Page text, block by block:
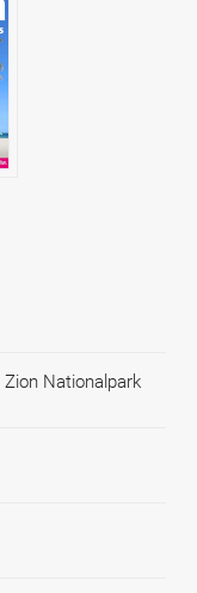
Nationalpark